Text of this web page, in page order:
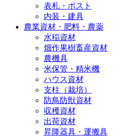
表札・ポスト
内装・建具
農業資材・肥料・農薬
水稲資材
畑作果樹畜産資材
農機具
米保管・精米機
ハウス資材
支柱（栽培）
防鳥防獣資材
収穫資材
出荷資材
昇降器具・運搬具